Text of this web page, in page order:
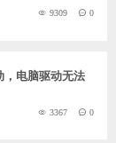
9309 0
，电脑驱动无法
3367 0